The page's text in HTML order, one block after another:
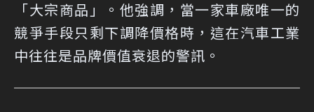
「大宗商品」。他強調，當一家車廠唯一的
競爭手段只剩下調降價格時，這在汽車工業
中往往是品牌價值衰退的警訊。